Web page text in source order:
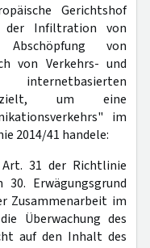
Gerichtshof
der Infiltration von
von
von Verkehrs- und
abzielt, um eine
im
2014/41 handele:
31 der Richtlinie
Erwägungsgrund
Zusammenarbeit im
Überwachung des
auf den Inhalt des